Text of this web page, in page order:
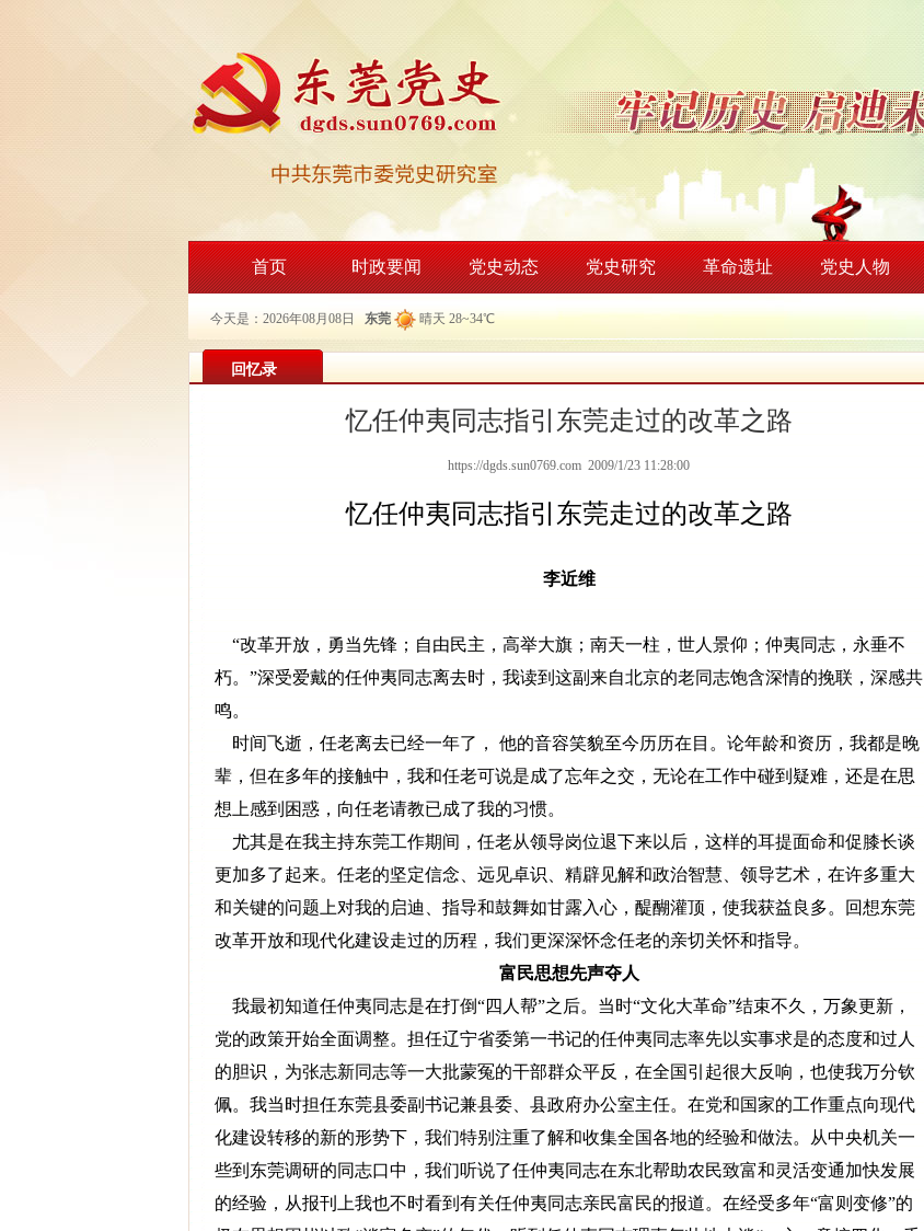
首页 时政要闻 党史动态 党史研究 革命遗址 党史人物
今天是：2026年08月08日 东莞 晴天 28~34℃
回忆录
忆任仲夷同志指引东莞走过的改革之路
https://dgds.sun0769.com 2009/1/23 11:28:00
忆任仲夷同志指引东莞走过的改革之路
李近维
“改革开放，勇当先锋；自由民主，高举大旗；南天一柱，世人景仰；仲夷同志，永垂不
朽。”深受爱戴的任仲夷同志离去时，我读到这副来自北京的老同志饱含深情的挽联，深感共
鸣。
时间飞逝，任老离去已经一年了， 他的音容笑貌至今历历在目。论年龄和资历，我都是晚
辈，但在多年的接触中，我和任老可说是成了忘年之交，无论在工作中碰到疑难，还是在思
想上感到困惑，向任老请教已成了我的习惯。
尤其是在我主持东莞工作期间，任老从领导岗位退下来以后，这样的耳提面命和促膝长谈
更加多了起来。任老的坚定信念、远见卓识、精辟见解和政治智慧、领导艺术，在许多重大
和关键的问题上对我的启迪、指导和鼓舞如甘露入心，醍醐灌顶，使我获益良多。回想东莞
改革开放和现代化建设走过的历程，我们更深深怀念任老的亲切关怀和指导。
富民思想先声夺人
我最初知道任仲夷同志是在打倒“四人帮”之后。当时“文化大革命”结束不久，万象更新，
党的政策开始全面调整。担任辽宁省委第一书记的任仲夷同志率先以实事求是的态度和过人
的胆识，为张志新同志等一大批蒙冤的干部群众平反，在全国引起很大反响，也使我万分钦
佩。我当时担任东莞县委副书记兼县委、县政府办公室主任。在党和国家的工作重点向现代
化建设转移的新的形势下，我们特别注重了解和收集全国各地的经验和做法。从中央机关一
些到东莞调研的同志口中，我们听说了任仲夷同志在东北帮助农民致富和灵活变通加快发展
的经验，从报刊上我也不时看到有关任仲夷同志亲民富民的报道。在经受多年“富则变修”的